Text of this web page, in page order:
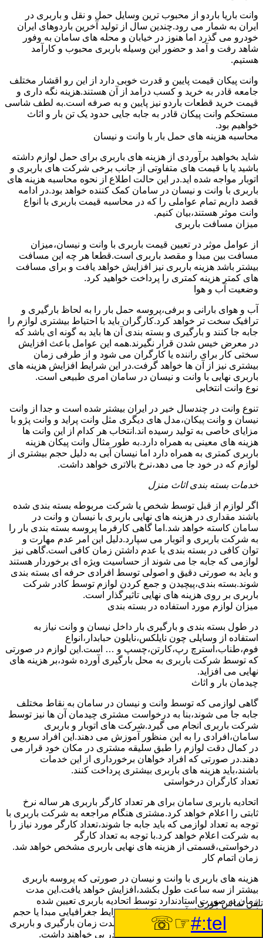
وانت باریا باردو از محبوب ترین وسایل حمل و نقل و باربری در
ایران به شمار می رود.چندین سال از تولید آخرین باردوهای ایران
خودرو می گذرد اما هنوز در خیابان و محله های سامان به وفور
شاهد رفت و آمد و حضور این وسیله باربری محبوب و کارآمد
هستیم.
وانت پیکان قیمت پایین و قدرت خوبی دارد از این رو اقشار مختلف
جامعه قادر به خرید و کسب درامد از آن هستند.هزینه نگه داری و
قیمت خرید قطعات باردو نیز پایین و به صرفه است.به لطف شاسی
مستحکم وانت پیکان قادر به جابه جایی حدود یک تن بار و اثاث
خواهیم بود.
محاسبه هزینه های حمل بار با وانت و نیسان
شاید بخواهید برآوردی از هزینه های باربری برای حمل لوازم داشته
باشید یا با قیمت های متفاوتی از جانب برخی شرکت های باربری و
اتوبار مواجه شده اید.در این حالت اطلاع از نحوه محاسبه هزینه های
باربری با وانت و نیسان در سامان کمک کننده خواهد بود.در ادامه
قصد داریم تمام عواملی را که در محاسبه قیمت باربری با انواع
وانت موثر هستند،بیان کنیم.
میزان مسافت باربری
از عوامل موثر در تعیین قیمت باربری با وانت و نیسان،میزان
مسافت بین مبدا و مقصد باربری است.قطعا هر چه این مسافت
بیشتر باشد هزینه باربری نیز افزایش خواهد یافت و برای مسافت
های کمتر هزینه کمتری را پرداخت خواهید کرد.
وضعیت آب و هوا
آب و هوای بارانی و برفی،پروسه حمل بار را به لحاظ بارگیری و
ترافیک سخت تر خواهد کرد.کارگران باید با احتیاط بیشتری لوازم را
جابه جا کنند و بارگیری و بسته بندی آن ها باید به گونه ای باشد که
در معرض خیس شدن قرار نگیرند.همه این عوامل باعث افزایش
سختی کار برای راننده یا کارگران می شود و از طرفی زمان
بیشتری نیز از آن ها خواهد گرفت.در این شرایط افزایش هزینه های
باربری نهایی با وانت و نیسان در سامان امری طبیعی است.
نوع وانت انتخابی
تنوع وانت در چندسال خیر در ایران بیشتر شده است و جدا از وانت
نیسان و وانت پیکان،مدل های دیگری مثل وانت پراید و وانت پژو با
مزایای خاصی به تولید رسیده اند.انتخاب هر کدام از این وانت ها
هزینه های معینی به همراه دارد.به طور مثال وانت پیکان هزینه
باربری کمتری به همراه دارد اما نیسان آبی به دلیل حجم بیشتری از
لوازم که در خود جا می دهد،نرخ بالاتری خواهد داشت.
خدمات بسته بندی اثاث منزل
اگر لوازم از قبل توسط شخص یا شرکت مربوطه بسته بندی شده
باشند مقداری در هزینه های نهایی باربری با نیسان و وانت در
سامان کاسته خواهد شد.اما گاهی کارفرما پروسه بسته بندی بار را
به شرکت باربری و اتوبار می سپارد.دلیل این امر عدم مهارت و
توان کافی در بسته بندی یا عدم داشتن زمان کافی است.گاهی نیز
لوازمی که جابه جا می شوند از حساسیت ویژه ای برخوردار هستند
و باید به صورتی دقیق و اصولی توسط افرادی حرفه ای بسته بندی
شوند.بسته بندی،پیچیدن و جمع کردن لوازم توسط کادر شرکت
باربری بر روی هزینه های نهایی تاثیرگذار است.
میزان لوازم مورد استفاده در بسته بندی
در طول بسته بندی و بارگیری بار داخل نیسان و وانت نیاز به
استفاده از وسایلی چون نایلکس،نایلون حبابدار،انواع
فوم،طناب،استرچ رپ،کارتن،چسپ و … است.این لوازم در صورتی
که توسط شرکت باربری به محل بارگیری آورده شود،بر هزینه های
نهایی می افزاید.
چیدمان بار و اثاث
گاهی لوازمی که توسط وانت و نیسان در سامان به نقاط مختلف
جابه جا می شوند،بنا به درخواست مشتری چیدمان آن ها نیز توسط
شرکت باربری انجام می گیرد.شرکت های اتوبار و باربری
سامان،افرادی را به این منظور آموزش می دهند.این افراد سریع و
در کمال دقت لوازم را طبق سلیقه مشتری در مکان خود قرار می
دهند.در صورتی که افراد خواهان برخورداری از این خدمات
باشند،باید هزینه های باربری بیشتری پرداخت کنند.
تعداد کارگران درخواستی
اتحادیه باربری سامان برای هر تعداد کارگر باربری هر ساله نرخ
ثابتی را اعلام خواهد کرد.مشتری هنگام مراجعه به شرکت باربری با
توجه به تعداد لوازمی که باید جابه جا شوند،تعداد کارگر مورد نیاز را
به شرکت اعلام خواهد کرد.با توجه به تعداد کارگر
درخواستی،قسمتی از هزینه های نهایی باربری مشخص خواهد شد.
زمان اتمام کار
هزینه های باربری با وانت و نیسان در صورتی که پروسه باربری
بیشتر از سه ساعت طول بکشد،افزایش خواهد یافت.این مدت
زمان به صورت استادندارد توسط اتحادیه باربری تعیین شده
است.عواملی مثل آب وهوا،ترافیک،شرایط جغرافیایی مبدا یا حجم
زیاد لوازم ممکن است باعث افزایش مدت زمان بارگیری و باربری
شوند که افزایش هزینه های باربری را در پی خواهند داشت.
تلفن تماس فوری
tel:#
☞☏